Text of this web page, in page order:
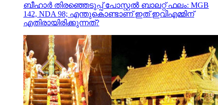
ബീഹാർ തിരഞ്ഞെടുപ്പ് പോസ്റ്റൽ ബാലറ്റ് ഫലം: MGB
142, NDA 98; എന്തുകൊണ്ടാണ് ഇത് ഇവിഎമ്മിന്
എതിരായിരിക്കുന്നത്?